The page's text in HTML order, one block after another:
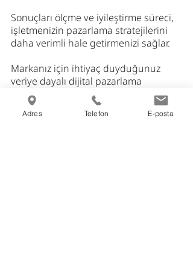
Sonuçları ölçme ve iyileştirme süreci,
işletmenizin pazarlama stratejilerini
daha verimli hale getirmenizi sağlar.
Markanız için ihtiyaç duyduğunuz
veriye dayalı dijital pazarlama
hizmetimiz için bize ulaşın:
info@emekajans.com
Adres Telefon E-posta